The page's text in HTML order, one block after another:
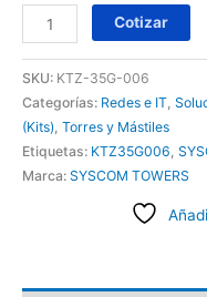
Cotizar
SKU: KTZ-35G-006
Categorías: Redes e IT,
(Kits), Torres y Mástiles
Etiquetas: KTZ35G006,
Marca: SYSCOM TOWERS